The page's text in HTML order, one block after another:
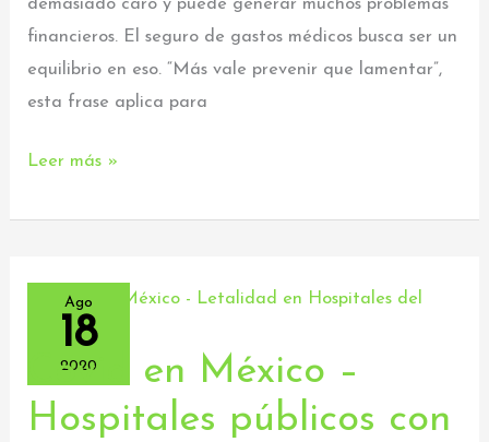
demasiado caro y puede generar muchos problemas
financieros. El seguro de gastos médicos busca ser un
equilibrio en eso. “Más vale prevenir que lamentar”,
esta frase aplica para
Leer más »
Ago
18
2020
Covid en México –
Hospitales públicos con
Covid
en
México